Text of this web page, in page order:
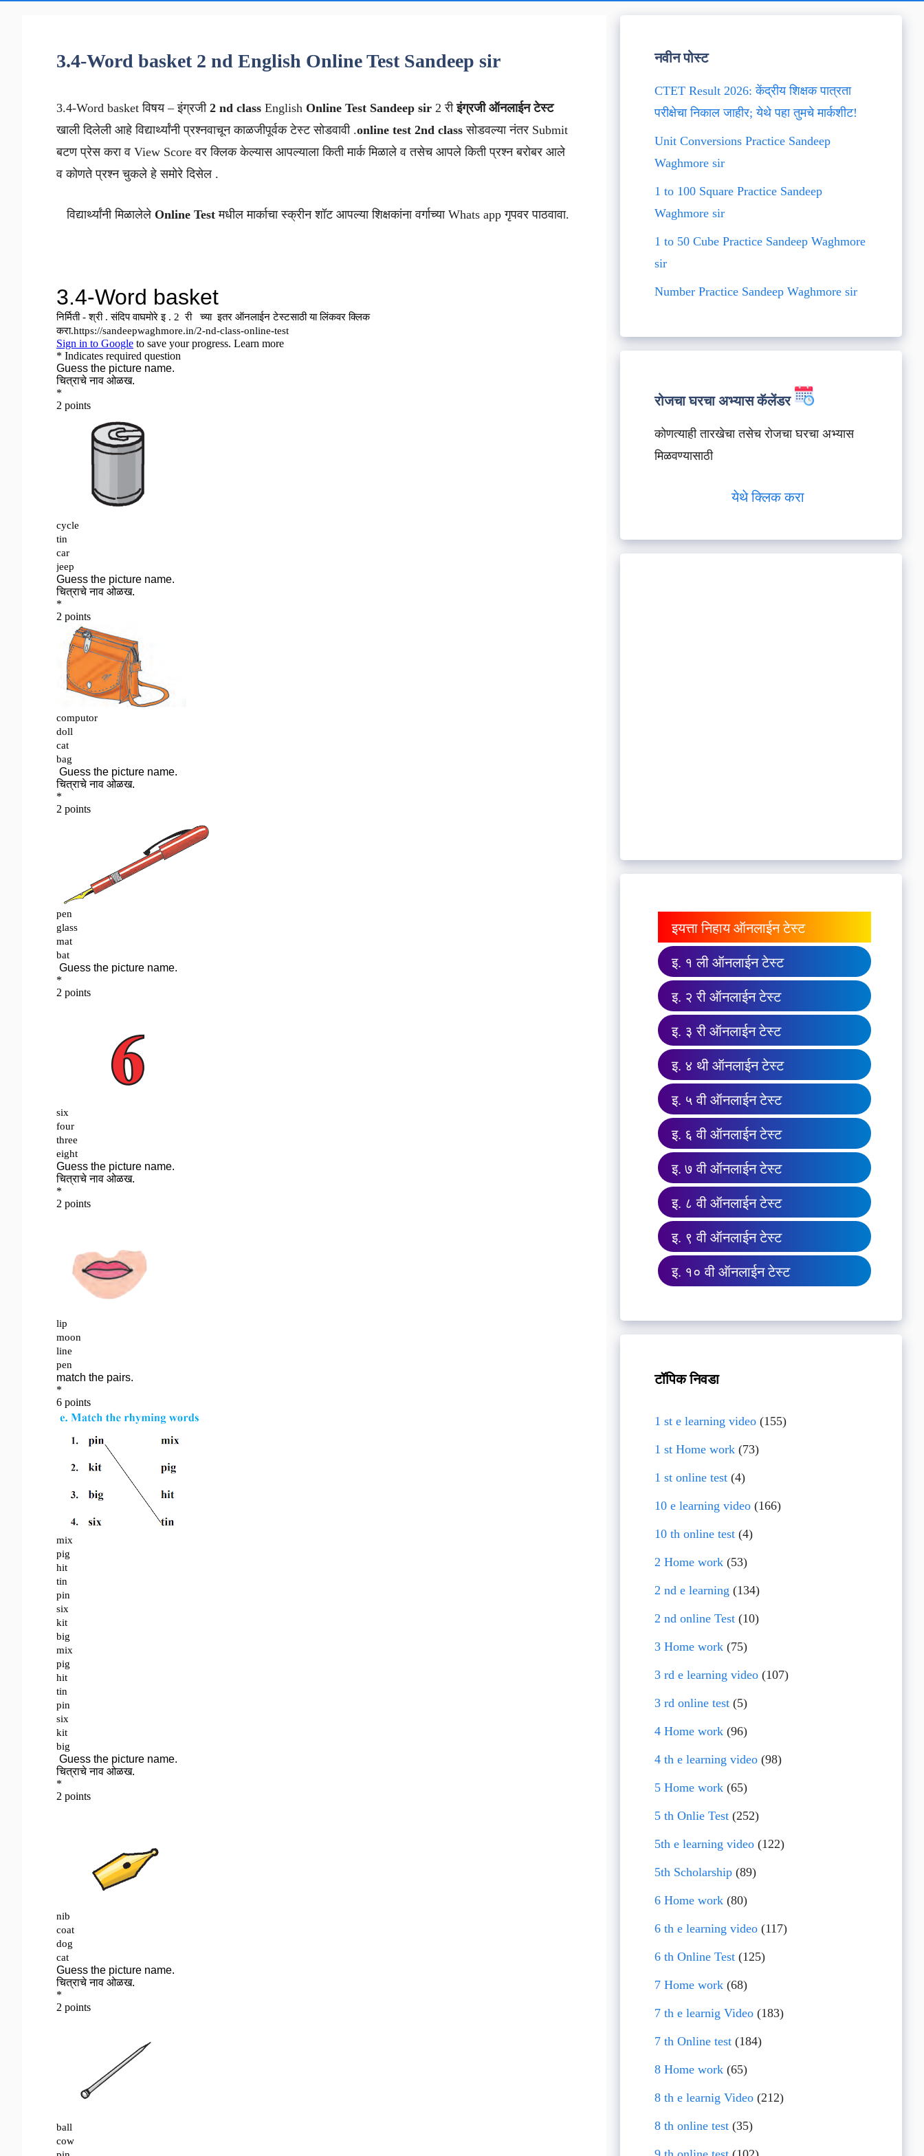
3.4-Word basket 2 nd English Online Test Sandeep sir
3.4-Word basket विषय – इंग्रजी 2 nd class English Online Test Sandeep sir 2 रीइंग्रजी ऑनलाईन टेस्ट
खाली दिलेली आहे विद्यार्थ्यांनी प्रश्नवाचून काळजीपूर्वक टेस्ट सोडवावी .online test 2nd class सोडवल्या नंतर Submit
बटण प्रेस करा व View Score वर क्लिक केल्यास आपल्याला किती मार्क मिळाले व तसेच आपले किती प्रश्न बरोबर आले
व कोणते प्रश्न चुकले हे समोरे दिसेल .
विद्यार्थ्यांनी मिळालेले Online Test मधील मार्काचा स्क्रीन शॉट आपल्या शिक्षकांना वर्गाच्या Whats app गृपवर पाठवावा.
नवीन पोस्ट
CTET Result 2026: केंद्रीय शिक्षक पात्रता
परीक्षेचा निकाल जाहीर; येथे पहा तुमचे मार्कशीट!
Unit Conversions Practice Sandeep
Waghmore sir
1 to 100 Square Practice Sandeep
Waghmore sir
1 to 50 Cube Practice Sandeep Waghmore
sir
Number Practice Sandeep Waghmore sir
रोजचा घरचा अभ्यास कॅलेंडर
कोणत्याही तारखेचा तसेच रोजचा घरचा अभ्यास
मिळवण्यासाठी
येथे क्लिक करा
इयत्ता निहाय ऑनलाईन टेस्ट
इ. १ ली ऑनलाईन टेस्ट
इ. २ री ऑनलाईन टेस्ट
इ. ३ री ऑनलाईन टेस्ट
इ. ४ थी ऑनलाईन टेस्ट
इ. ५ वी ऑनलाईन टेस्ट
इ. ६ वी ऑनलाईन टेस्ट
इ. ७ वी ऑनलाईन टेस्ट
इ. ८ वी ऑनलाईन टेस्ट
इ. ९ वी ऑनलाईन टेस्ट
इ. १० वी ऑनलाईन टेस्ट
टॉपिक निवडा
1 st e learning video(155)
1 st Home work(73)
1 st online test(4)
10 e learning video(166)
10 th online test(4)
2 Home work(53)
2 nd e learning (134)
2 nd online Test(10)
3 Home work(75)
3 rd e learning video(107)
3 rd online test(5)
4 Home work(96)
4 th e learning video(98)
5 Home work(65)
5 th Onlie Test(252)
5th e learning video(122)
5th Scholarship(89)
6 Home work(80)
6 th e learning video(117)
6 th Online Test(125)
7 Home work(68)
7 th e learnig Video(183)
7 th Online test(184)
8 Home work(65)
8 th e learnig Video(212)
8 th online test(35)